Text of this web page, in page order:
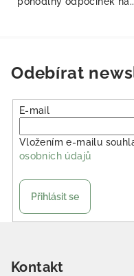
Odebírat
E-mail
Vložením e-mailu
osobních údajů
Přihlásit se
Kontakt